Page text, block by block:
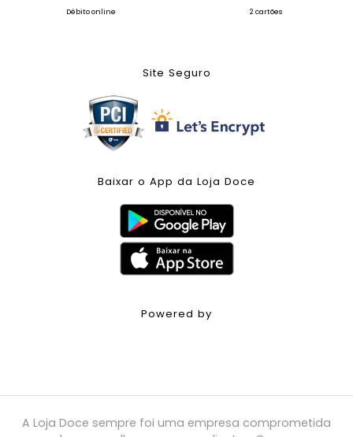
Débito online 2 cartões
Site Seguro
Baixar o App da Loja Doce
Powered by
A Loja Doce sempre foi uma empresa comprometida